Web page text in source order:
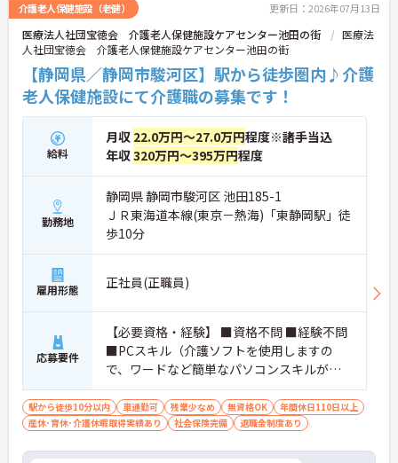
介護老人保健施設（老健） 更新日：2026年07月13日
医療法人社団宝徳会 介護老人保健施設ケアセンター池田の街
医療法
人社団宝徳会 介護老人保健施設ケアセンター池田の街
【静岡県／静岡市駿河区】駅から徒歩圏内♪介護
老人保健施設にて介護職の募集です！
給料
月収 22.0万円～27.0万円程度※諸手当込
年収320万円～395万円程度
勤務地
静岡県 静岡市駿河区 池田185-1
ＪＲ東海道本線(東京－熱海)「東静岡駅」徒
歩10分
雇用形態 正社員(正職員)
応募要件
【必要資格・経験】 ■資格不問 ■経験不問
■PCスキル（介護ソフトを使用しますの
で、ワードなど簡単なパソコンスキルが必
要です。）
駅から徒歩10分以内 車通勤可 残業少なめ 無資格OK
年間休日110日以上
産休･育休･介護休暇取得実績あり
社会保険完備 退職金制度あり